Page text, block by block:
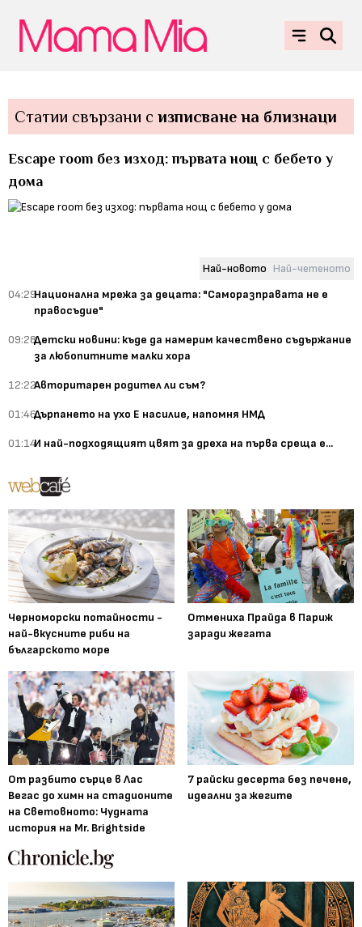
Статии свързани с изписване на близнаци
Еscape room без изход: първата нощ с бебето у
дома
Най-новото Най-четеното
04:29Национална мрежа за децата: "Саморазправата не е
правосъдие"
09:28Детски новини: къде да намерим качествено съдържание
за любопитните малки хора
12:22Авторитарен родител ли съм?
01:46Дърпането на ухо Е насилие, напомня НМД
01:14И най-подходящият цвят за дреха на първа среща е...
Черноморски потайности -
най-вкусните риби на
българското море
Отмениха Прайда в Париж
заради жегата
От разбито сърце в Лас
Вегас до химн на стадионите
на Световното: Чудната
история на Mr. Brightside
7 райски десерта без печене,
идеални за жегите